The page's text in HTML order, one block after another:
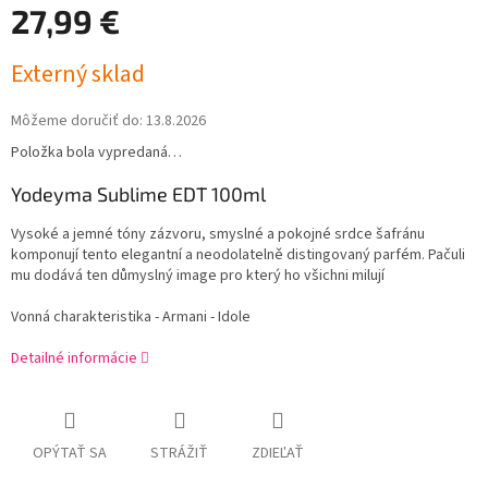
27,99 €
cena:
Externý sklad
Môžeme doručiť do: 13.8.2026
Položka bola vypredaná…
Yodeyma Sublime EDT 100ml
Vysoké a jemné tóny zázvoru, smyslné a pokojné srdce šafránu
komponují tento elegantní a neodolatelně distingovaný parfém. Pačuli
mu dodává ten důmyslný image pro který ho všichni milují
Vonná charakteristika - Armani - Idole
Detailné informácie
OPÝTAŤ SA STRÁŽIŤ ZDIEĽAŤ